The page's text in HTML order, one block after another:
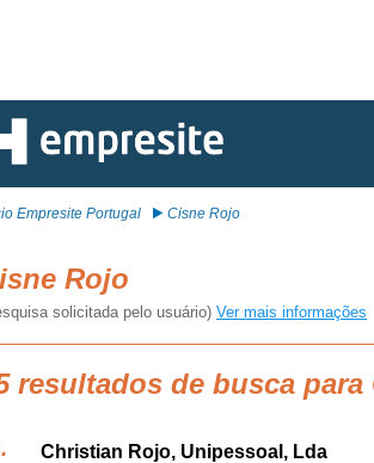
Empresite Portugal Cisne Rojo
Rojo
solicitada pelo usuário) Ver mais informações
resultados de busca para
Christian Rojo, Unipessoal, Lda